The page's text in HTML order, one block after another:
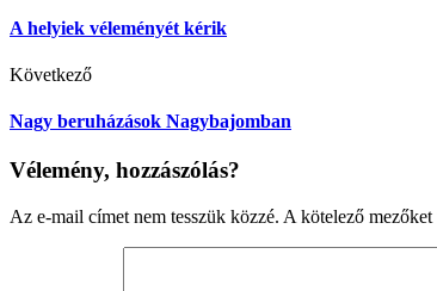
A helyiek véleményét kérik
Következő
Nagy beruházások Nagybajomban
Vélemény, hozzászólás?
Az e-mail címet nem tesszük közzé. A kötelező mezőket